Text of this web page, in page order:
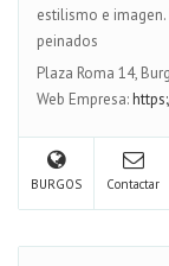
estilismo e
peinados
Plaza Roma 14,
Web Empresa:
BURGOS Contactar